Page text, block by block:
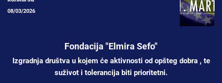
08/03/2026
Fondacija "Elmira Sefo"
Izgradnja društva u kojem će aktivnosti od opšteg dobra , te
suživot i tolerancija biti prioritetni.